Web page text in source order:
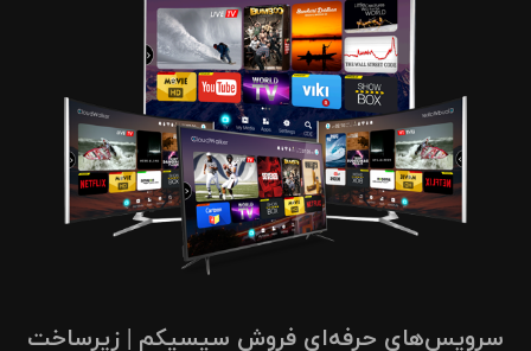
سرویس‌های حرفه‌ای فروش سیسیکم | زیرساخت